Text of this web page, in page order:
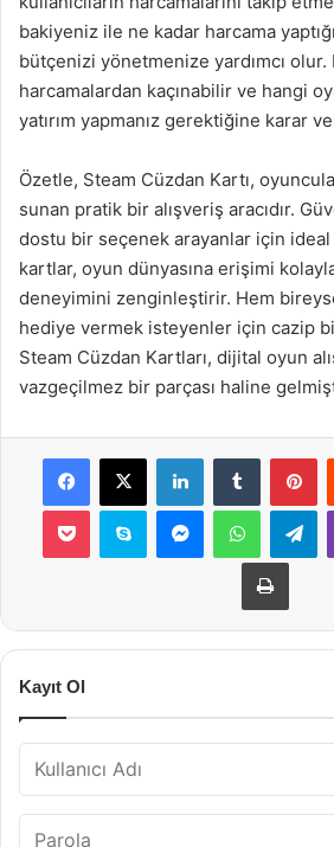
bakiyeniz ile ne kadar harcama
bütçenizi yönetmenize yardımcı
harcamalardan kaçınabilir ve hangi
yatırım yapmanız gerektiğine karar
Özetle, Steam Cüzdan Kartı,
sunan pratik bir alışveriş aracıdır.
dostu bir seçenek arayanlar için
kartlar, oyun dünyasına erişimi
deneyimini zenginleştirir. Hem
hediye vermek isteyenler için cazip
Steam Cüzdan Kartları, dijital oyun
vazgeçilmez bir parçası haline
Facebook
X LinkedInTumblr
Pocket Skype MessengerWhatsApp
Yazdır
Kayıt Ol